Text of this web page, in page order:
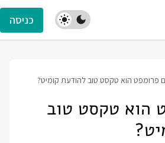
כניסה
פרומפט הוא טקסט טוב להודעת קומיט?
הוא טקסט טוב